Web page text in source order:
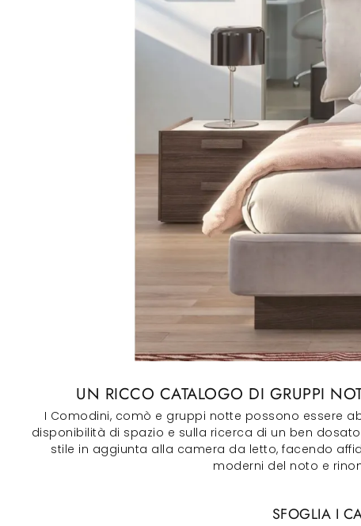
UN RICCO CATALOGO DI GRUPPI
I Comodini, comò e gruppi notte possono essere
disponibilità di spazio e sulla ricerca di un ben
stile in aggiunta alla camera da letto, facendo
moderni del noto e
SFOGLIA I